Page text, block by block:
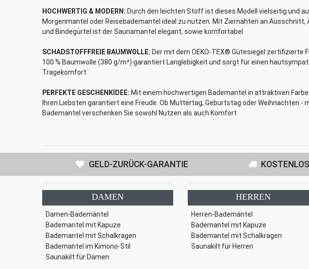
HOCHWERTIG & MODERN: Durch den leichten Stoff ist dieses Modell vielseitig und
Morgenmantel oder Reisebademantel ideal zu nutzen. Mit Ziernähten an Ausschnitt,
und Bindegürtel ist der Saunamantel elegant, sowie komfortabel
SCHADSTOFFFREIE BAUMWOLLE: Der mit dem OEKO-TEX® Gütesiegel zertifizierte
100 % Baumwolle (380 g/m²) garantiert Langlebigkeit und sorgt für einen
Tragekomfort
PERFEKTE GESCHENKIDEE: Mit einem hochwertigen Bademantel in attraktiven
Ihren Liebsten garantiert eine Freude. Ob Muttertag, Geburtstag oder Weihnachten -
Bademantel verschenken Sie sowohl Nutzen als auch Komfort
GELD-ZURÜCK-GARANTIE
DAMEN
Damen-Bademäntel
Bademantel mit Kapuze
Bademantel mit Schalkragen
Bademantel im Kimono-Stil
Saunakilt für Damen
HERREN
Herren-Bademäntel
Bademantel mit Kapuze
Bademantel mit Schalkragen
Saunakilt für Herren